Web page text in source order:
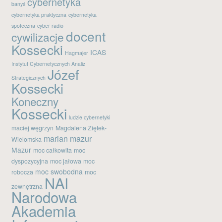
Kanał wpisów
Kanał komentarzy
WordPress.org
banyś
cybernetyka praktyczna cybernetyka
społeczna cyber radio
cywilizacjedocent
Kossecki Hagmajer ICAS
Instytut Cybernetycznych Analiz
Strategicznych Józef
Kossecki
Koneczny
Kossecki ludzie cybernetyki
maciej węgrzyn Magdalena Ziętek-
Wielomska marian mazur
Mazur moc całkowita moc
dyspozycyjna moc jałowa moc
robocza moc swobodna moc
zewnętrzna NAI
Narodowa
Akademia